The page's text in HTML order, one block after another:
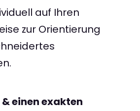
auf Ihren
zur Orientierung
einen exakten